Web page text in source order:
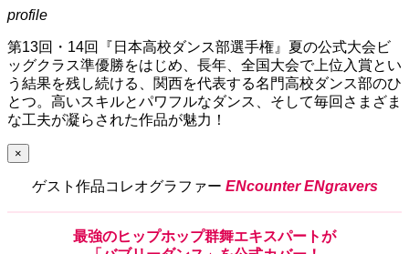
profile
第13回・14回『日本高校ダンス部選手権』夏の公式大会ビ
ッグクラス準優勝をはじめ、長年、全国大会で上位入賞とい
う結果を残し続ける、関西を代表する名門高校ダンス部のひ
とつ。高いスキルとパワフルなダンス、そして毎回さまざま
な工夫が凝らされた作品が魅力！
×
ゲスト作品コレオグラファー ENcounter ENgravers
最強のヒップホップ群舞エキスパートが